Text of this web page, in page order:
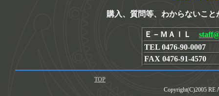
購入、質問等、わからないこ
Ｅ－ＭＡＩＬ
TEL 0476-90-0007
FAX 0476-91-4570
TOP
Copyright(C)2005 RE